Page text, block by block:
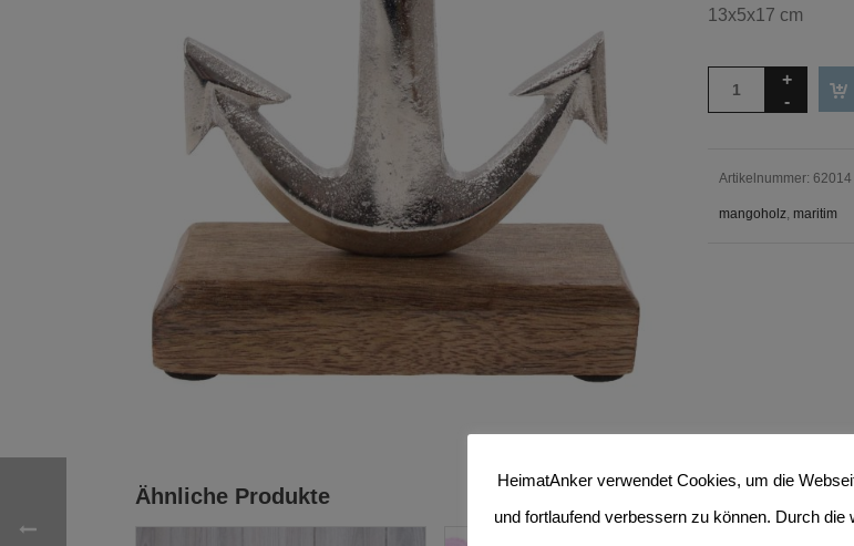
13x5x17 cm
Artikelnummer: 62014
mangoholz, maritim
Ähnliche Produkte
HeimatAnker verwendet Cookies, um die
und fortlaufend verbessern zu können. Durch die